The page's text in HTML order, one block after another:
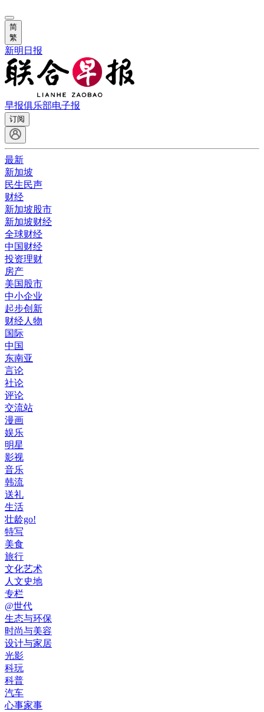
简
繁
新明日报
早报俱乐部电子报
订阅
最新
新加坡
民生民声
财经
新加坡股市
新加坡财经
全球财经
中国财经
投资理财
房产
美国股市
中小企业
起步创新
财经人物
国际
中国
东南亚
言论
社论
评论
交流站
漫画
娱乐
明星
影视
音乐
韩流
送礼
生活
壮龄go!
特写
美食
旅行
文化艺术
人文史地
专栏
@世代
生态与环保
时尚与美容
设计与家居
光影
科玩
科普
汽车
心事家事